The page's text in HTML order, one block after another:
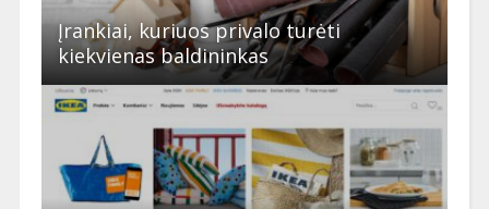
Įrankiai, kuriuos privalo turėti
kiekvienas baldininkas